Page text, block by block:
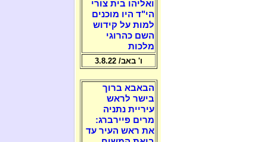
ואליהו בית צורי
הי"ד היו מוכנים
למות על קידוש
השם כהרוגי
מלכות
ו' באב/ 3.8.22
הבאבא ברוך
בישר לראש
עיריית נתניה
מרים פיירברג:
את ראש העיר עד